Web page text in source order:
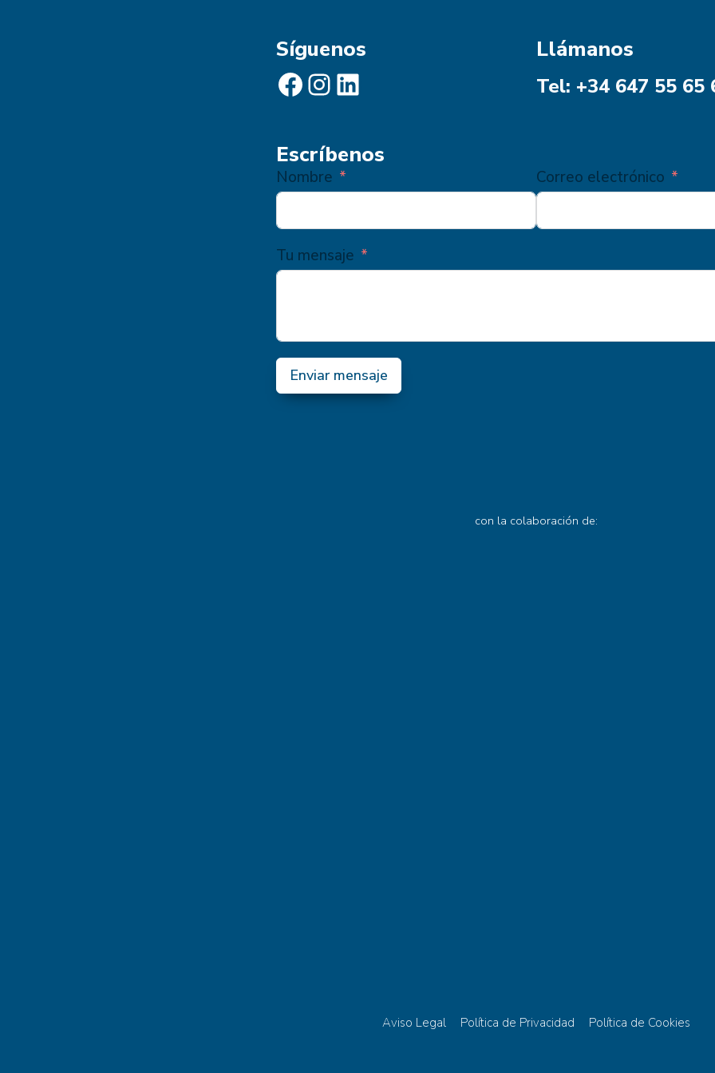
Síguenos
Facebook Instagram LinkedIn
Llámanos
Tel: +34 647 55 65
Escríbenos
Nombre Correo electrónico
Tu mensaje
Enviar mensaje
con la colaboración de:
Aviso Legal Política de Privacidad Política de Cookies